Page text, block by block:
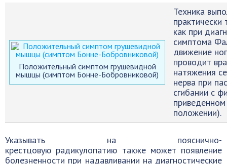
Положительный симптом грушевидной
мышцы (симптом Бонне-Бобровниковой)
Техника
практически
как при
симптома
движение
проводит
натяжения
нерва при
сгибании с
приведенном
положении).
Указывать на пояснично-
крестцовую радикулопатию также может появление
болезненности при надавливании на диагностические